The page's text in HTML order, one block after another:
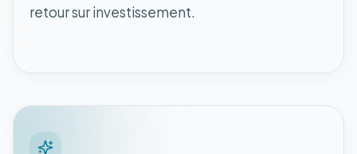
retour sur investissement.